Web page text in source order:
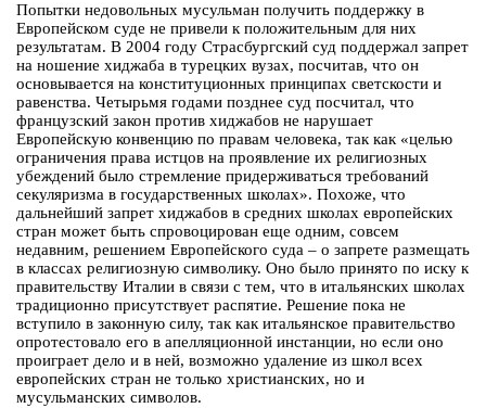
Попытки недовольных мусульман получить поддержку в
Европейском суде не привели к положительным для них
результатам. В 2004 году Страсбургский суд поддержал запрет
на ношение хиджаба в турецких вузах, посчитав, что он
основывается на конституционных принципах светскости и
равенства. Четырьмя годами позднее суд посчитал, что
французский закон против хиджабов не нарушает
Европейскую конвенцию по правам человека, так как «целью
ограничения права истцов на проявление их религиозных
убеждений было стремление придерживаться требований
секуляризма в государственных школах». Похоже, что
дальнейший запрет хиджабов в средних школах европейских
стран может быть спровоцирован еще одним, совсем
недавним, решением Европейского суда – о запрете размещать
в классах религиозную символику. Оно было принято по иску к
правительству Италии в связи с тем, что в итальянских школах
традиционно присутствует распятие. Решение пока не
вступило в законную силу, так как итальянское правительство
опротестовало его в апелляционной инстанции, но если оно
проиграет дело и в ней, возможно удаление из школ всех
европейских стран не только христианских, но и
мусульманских символов.